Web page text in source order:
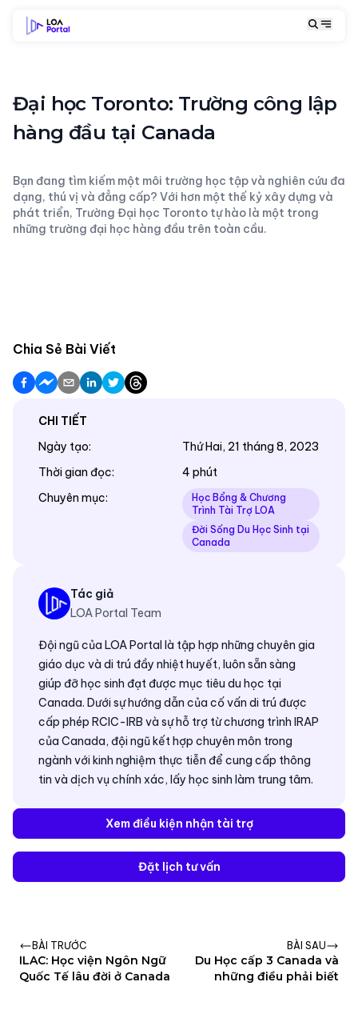
Đại học Toronto: Trường công lập
hàng đầu tại Canada
Bạn đang tìm kiếm một môi trường học tập và nghiên cứu đa
dạng, thú vị và đẳng cấp? Với hơn một thế kỷ xây dựng và
phát triển, Trường Đại học Toronto tự hào là một trong
những trường đại học hàng đầu trên toàn cầu.
Chia Sẻ Bài Viết
CHI TIẾT
Ngày tạo:
Thứ Hai, 21 tháng 8, 2023
Thời gian đọc:
4 phút
Chuyên mục:
Học Bổng & Chương
Trình Tài Trợ LOA
Đời Sống Du Học Sinh tại
Canada
Tác giả
LOA Portal Team
Đội ngũ của LOA Portal là tập hợp những chuyên gia
giáo dục và di trú đầy nhiệt huyết, luôn sẵn sàng
giúp đỡ học sinh đạt được mục tiêu du học tại
Canada. Dưới sự hướng dẫn của cố vấn di trú được
cấp phép RCIC-IRB và sự hỗ trợ từ chương trình IRAP
của Canada, đội ngũ kết hợp chuyên môn trong
ngành với kinh nghiệm thực tiễn để cung cấp thông
tin và dịch vụ chính xác, lấy học sinh làm trung tâm.
Xem điều kiện nhận tài trợ
Đặt lịch tư vấn
BÀI TRƯỚC
ILAC: Học viện Ngôn Ngữ
Quốc Tế lâu đời ở Canada
BÀI SAU
Du Học cấp 3 Canada và
những điều phải biết